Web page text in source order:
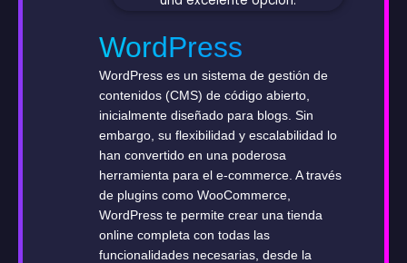
WordPress
WordPress es un sistema de gestión de
contenidos (CMS) de código abierto,
inicialmente diseñado para blogs. Sin
embargo, su flexibilidad y escalabilidad lo
han convertido en una poderosa
herramienta para el e-commerce. A través
de plugins como WooCommerce,
WordPress te permite crear una tienda
online completa con todas las
funcionalidades necesarias, desde la